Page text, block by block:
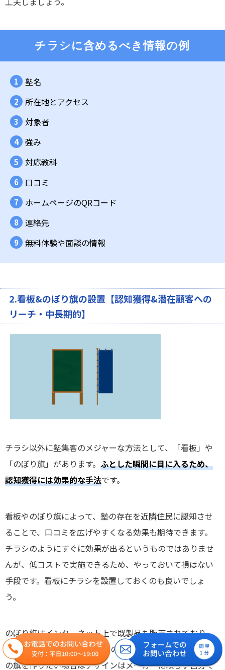
チラシに含めるべき情報の例
塾名
所在地とアクセス
対象者
強み
対応教科
口コミ
ホームページのQRコード
連絡先
無料体験や面談の情報
2.看板&のぼり旗の設置【認知獲得&潜在顧客への
リーチ・中長期的】
チラシ以外に塾集客のメジャーな方法として、「看板」や
「のぼり旗」があります。 ふとした瞬間に目に入るため、
認知獲得には効果的な手法です。
看板やのぼり旗によって、塾の存在を近隣住民に認知させ
ることで、口コミを広げやすくなる効果も期待できます。
チラシのようにすぐに効果が出るというものではありませ
んが、低コストで実施できるため、やっておいて損はない
手段です。看板にチラシを設置しておくのも良いでしょ
う。
のぼり旗はインタ―ネット上で既製品も販売されており、
安いものでは1枚1,000円程度の旗もあります。オリジナル
の旗を作りたい場合はデザインはメーカーに頼らず自分で